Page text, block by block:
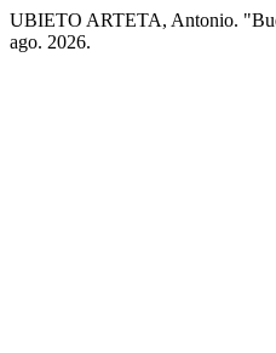
UBIETO ARTETA, Antonio.
ago. 2026.